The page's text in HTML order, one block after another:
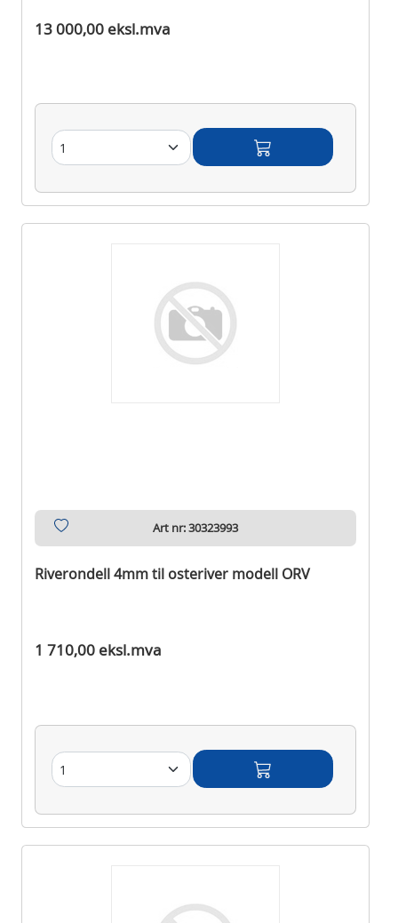
13 000,00 eksl.mva
Art nr: 30323993
Riverondell 4mm til osteriver modell ORV
1 710,00 eksl.mva